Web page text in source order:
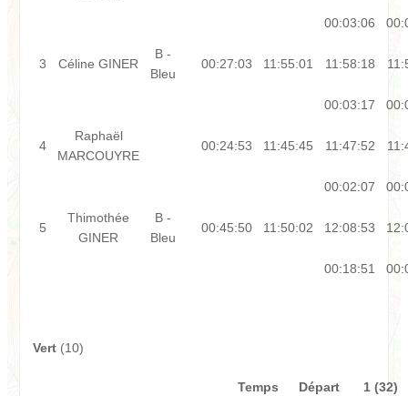
00:03:06
3 Céline GINER
B -
Bleu
00:27:03 11:55:01 11:58:18
00:03:17
4
Raphaël
MARCOUYRE
00:24:53 11:45:45 11:47:52
00:02:07
5
Thimothée
GINER
B -
Bleu
00:45:50 11:50:02 12:08:53
00:18:51
Vert (10)
Temps Départ 1 (32)